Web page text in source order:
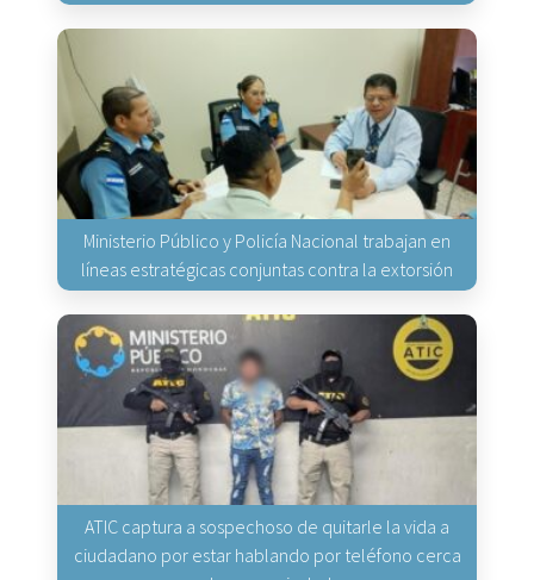
Ministerio Público y Policía Nacional trabajan en
líneas estratégicas conjuntas contra la extorsión
ATIC captura a sospechoso de quitarle la vida a
ciudadano por estar hablando por teléfono cerca